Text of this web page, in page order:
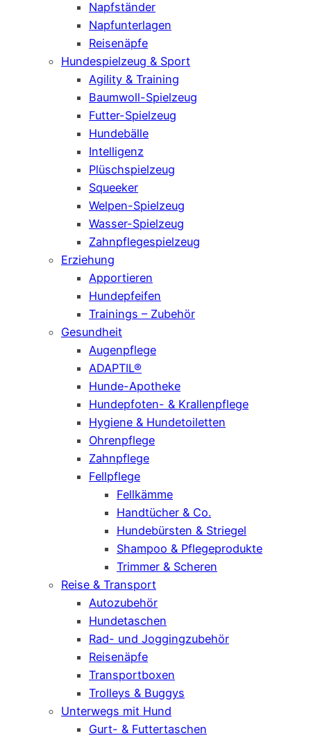
Napfständer
Napfunterlagen
Reisenäpfe
Hundespielzeug & Sport
Agility & Training
Baumwoll-Spielzeug
Futter-Spielzeug
Hundebälle
Intelligenz
Plüschspielzeug
Squeeker
Welpen-Spielzeug
Wasser-Spielzeug
Zahnpflegespielzeug
Erziehung
Apportieren
Hundepfeifen
Trainings – Zubehör
Gesundheit
Augenpflege
ADAPTIL®
Hunde-Apotheke
Hundepfoten- & Krallenpflege
Hygiene & Hundetoiletten
Ohrenpflege
Zahnpflege
Fellpflege
Fellkämme
Handtücher & Co.
Hundebürsten & Striegel
Shampoo & Pflegeprodukte
Trimmer & Scheren
Reise & Transport
Autozubehör
Hundetaschen
Rad- und Joggingzubehör
Reisenäpfe
Transportboxen
Trolleys & Buggys
Unterwegs mit Hund
Gurt- & Futtertaschen